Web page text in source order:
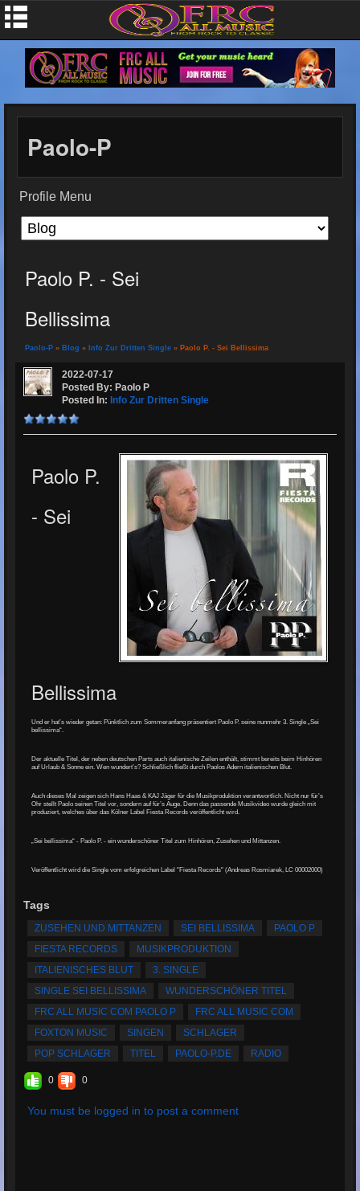
Paolo-P
Profile Menu
Paolo P. - Sei
Bellissima
Paolo-P » Blog » Info Zur Dritten Single » Paolo P. - Sei Bellissima
2022-07-17
Posted By: Paolo P
Posted In: Info Zur Dritten Single
Paolo P.
- Sei
Bellissima
Und er hat’s wieder getan: Pünktlich zum Sommeranfang präsentiert Paolo P. seine nunmehr 3. Single „Sei
bellissima“.
Der aktuelle Titel, der neben deutschen Parts auch italienische Zeilen enthält, stimmt bereits beim Hinhören
auf Urlaub & Sonne ein. Wen wundert’s? Schließlich fließt durch Paolos Adern italienischen Blut.
Auch dieses Mal zeigen sich Hans Haas & KAJ Jäger für die Musikproduktion verantwortlich. Nicht nur für’s
Ohr stellt Paolo seinen Titel vor, sondern auf für’s Auge. Denn das passende Musikvideo wurde gleich mit
produziert, welches über das Kölner Label Fiesta Records veröffentlicht wird.
„Sei bellissima“ - Paolo P. - ein wunderschöner Titel zum Hinhören, Zusehen und Mittanzen.
Veröffentlicht wird die Single vom erfolgreichen Label "Fiesta Records" (Andreas Rosmiarek, LC 00002000)
Tags
ZUSEHEN UND MITTANZEN SEI BELLISSIMA
PAOLO P
FIESTA RECORDS
MUSIKPRODUKTION
ITALIENISCHES BLUT
3. SINGLE
SINGLE SEI BELLISSIMA
WUNDERSCHÖNER TITEL
FRC ALL MUSIC COM PAOLO P
FRC ALL MUSIC COM
FOXTON MUSIC
SINGEN
SCHLAGER
POP SCHLAGER
TITEL PAOLO-P.DE RADIO
0 0
You must be logged in to post a comment